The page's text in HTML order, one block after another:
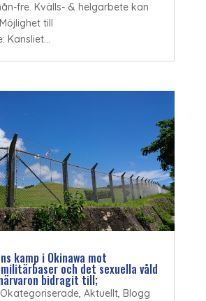
fre. Kvälls- & helgarbete kan
till
Kansliet...
kamp i Okinawa mot
och det sexuella våld
bidragit till;
Okategoriserade, Aktuellt, Blogg